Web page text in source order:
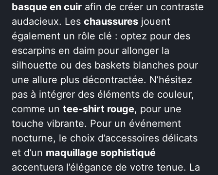
basque en cuir afin de créer un contraste
audacieux. Les chaussures jouent
également un rôle clé : optez pour des
escarpins en daim pour allonger la
silhouette ou des baskets blanches pour
une allure plus décontractée. N’hésitez
pas à intégrer des éléments de couleur,
comme un tee-shirt rouge, pour une
touche vibrante. Pour un événement
nocturne, le choix d’accessoires délicats
et d’un maquillage sophistiqué
accentuera l’élégance de votre tenue. La